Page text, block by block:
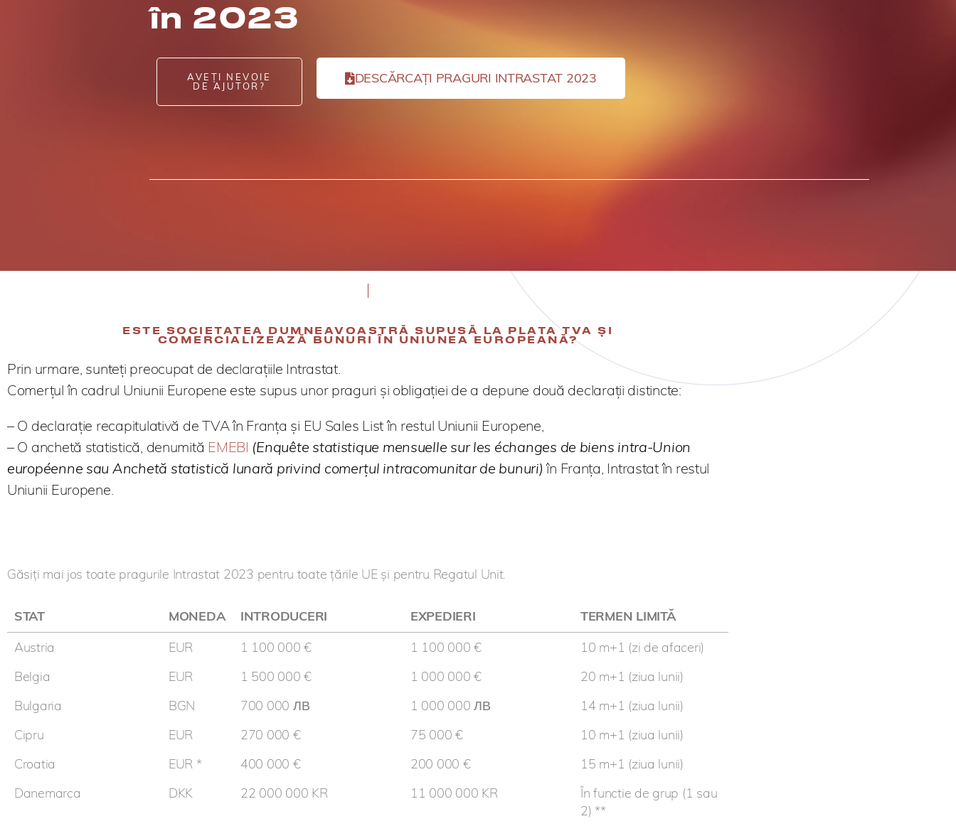
în 2023
AVEȚI NEVOIE
DE AJUTOR?
DESCĂRCAȚI PRAGURI INTRASTAT 2023
ESTE SOCIETATEA DUMNEAVOASTRĂ SUPUSĂ LA PLATA TVA ȘI
COMERCIALIZEAZĂ BUNURI ÎN UNIUNEA EUROPEANĂ?
Prin urmare, sunteți preocupat de declarațiile Intrastat.
Comerțul în cadrul Uniunii Europene este supus unor praguri și obligației de a depune două declarații distincte:
– O declarație recapitulativă de TVA în Franța și EU Sales List în restul Uniunii Europene,
– O anchetă statistică, denumită EMEBI (Enquête statistique mensuelle sur les échanges de biens intra-Union
européenne sau Anchetă statistică lunară privind comerțul intracomunitar de bunuri) în Franța, Intrastat în restul
Uniunii Europene.
Găsiți mai jos toate pragurile Intrastat 2023 pentru toate țările UE și pentru Regatul Unit.
STAT MONEDA INTRODUCERI EXPEDIERI
TERMEN LIMITĂ
Austria
EUR 1 100 000 € 1 100 000 €
10 m+1 (zi de afaceri)
Belgia
EUR 1 500 000 € 1 000 000 €
20 m+1 (ziua lunii)
Bulgaria
BGN 700 000 ЛВ 1 000 000 ЛВ
14 m+1 (ziua lunii)
Cipru
EUR 270 000 € 75 000 €
10 m+1 (ziua lunii)
Croatia
EUR * 400 000 € 200 000 €
15 m+1 (ziua lunii)
Danemarca
DKK 22 000 000 KR 11 000 000 KR
În functie de grup (1 sau
2) **